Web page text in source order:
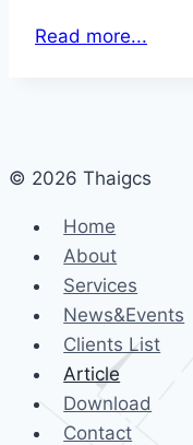
Read more...
© 2026 Thaigcs
Home
About
Services
News&Events
Clients List
Article
Download
Contact